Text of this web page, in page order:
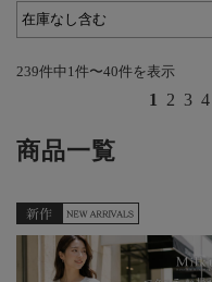
239件中1件〜40件を表示
1 2 3 4
商品一覧